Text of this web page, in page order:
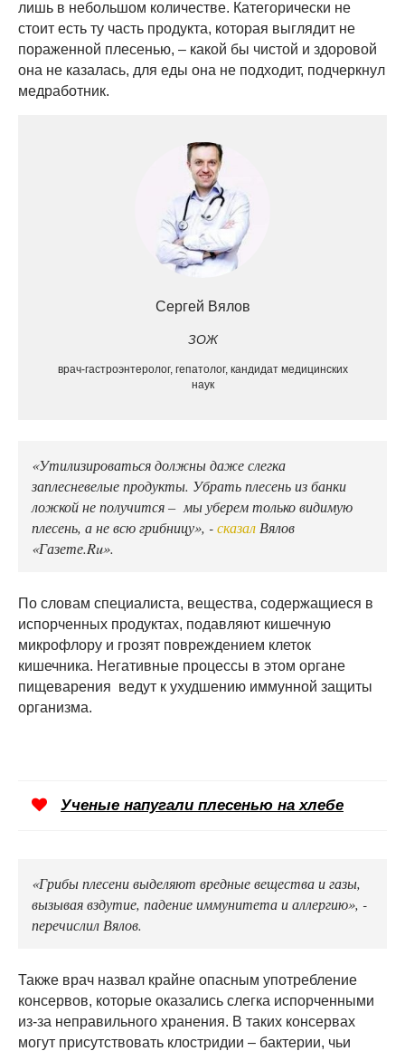
лишь в небольшом количестве. Категорически не
стоит есть ту часть продукта, которая выглядит не
пораженной плесенью, – какой бы чистой и здоровой
она не казалась, для еды она не подходит, подчеркнул
медработник.
Сергей Вялов
ЗОЖ
врач-гастроэнтеролог, гепатолог, кандидат медицинских
наук
«Утилизироваться должны даже слегка
заплесневелые продукты. Убрать плесень из банки
ложкой не получится – мы уберем только видимую
плесень, а не всю грибницу», -сказал Вялов
«Газете.Ru».
По словам специалиста, вещества, содержащиеся в
испорченных продуктах, подавляют кишечную
микрофлору и грозят повреждением клеток
кишечника. Негативные процессы в этом органе
пищеварения ведут к ухудшению иммунной защиты
организма.
Ученые напугали плесенью на хлебе
«Грибы плесени выделяют вредные вещества и газы,
вызывая вздутие, падение иммунитета и аллергию», -
перечислил Вялов.
Также врач назвал крайне опасным употребление
консервов, которые оказались слегка испорченными
из-за неправильного хранения. В таких консервах
могут присутствовать клостридии – бактерии, чьи